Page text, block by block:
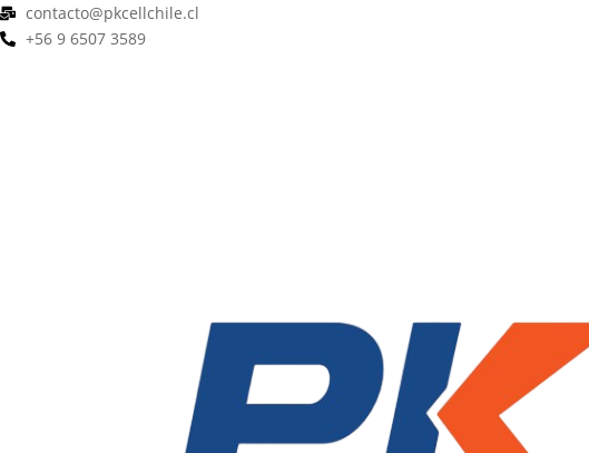
contacto@pkcellchile.cl
+56 9 6507 3589